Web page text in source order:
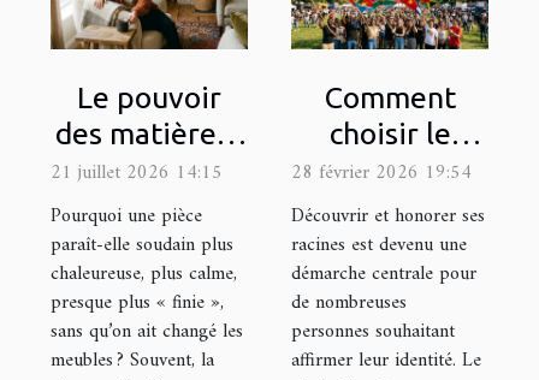
Le pouvoir
des matières :
comment les
textures
influencent
l’ambiance
21 juillet 2026 14:15
Pourquoi une pièce
paraît-elle soudain plus
chaleureuse, plus calme,
presque plus « finie »,
sans qu’on ait changé les
meubles ? Souvent, la
Comment
choisir le
drapeau
représentatif
de votre
héritage
culturel ?
28 février 2026 19:54
Découvrir et honorer ses
racines est devenu une
démarche centrale pour
de nombreuses
personnes souhaitant
affirmer leur identité. Le